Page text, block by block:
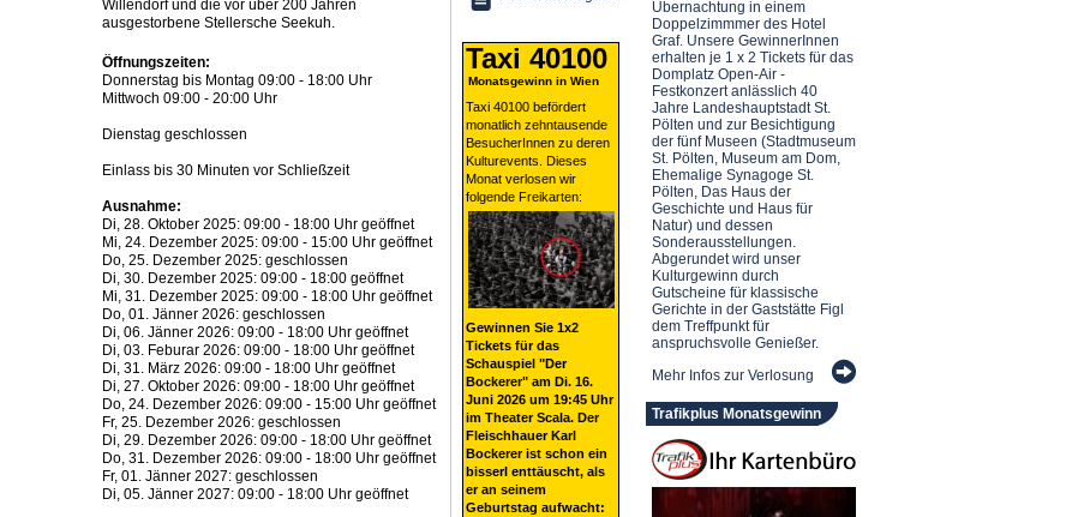
Willendorf und die vor über 200 Jahren
ausgestorbene Stellersche Seekuh.
Öffnungszeiten:
Donnerstag bis Montag 09:00 - 18:00 Uhr
Mittwoch 09:00 - 20:00 Uhr
Dienstag geschlossen
Einlass bis 30 Minuten vor Schließzeit
Ausnahme:
Di, 28. Oktober 2025: 09:00 - 18:00 Uhr geöffnet
Mi, 24. Dezember 2025: 09:00 - 15:00 Uhr geöffnet
Do, 25. Dezember 2025: geschlossen
Di, 30. Dezember 2025: 09:00 - 18:00 geöffnet
Mi, 31. Dezember 2025: 09:00 - 18:00 Uhr geöffnet
Do, 01. Jänner 2026: geschlossen
Di, 06. Jänner 2026: 09:00 - 18:00 Uhr geöffnet
Di, 03. Feburar 2026: 09:00 - 18:00 Uhr geöffnet
Di, 31. März 2026: 09:00 - 18:00 Uhr geöffnet
Di, 27. Oktober 2026: 09:00 - 18:00 Uhr geöffnet
Do, 24. Dezember 2026: 09:00 - 15:00 Uhr geöffnet
Fr, 25. Dezember 2026: geschlossen
Di, 29. Dezember 2026: 09:00 - 18:00 Uhr geöffnet
Do, 31. Dezember 2026: 09:00 - 18:00 Uhr geöffnet
Fr, 01. Jänner 2027: geschlossen
Di, 05. Jänner 2027: 09:00 - 18:00 Uhr geöffnet
Taxi 40100
Monatsgewinn in Wien
Taxi 40100 befördert
monatlich zehntausende
BesucherInnen zu deren
Kulturevents. Dieses
Monat verlosen wir
folgende Freikarten:
Gewinnen Sie 1x2
Tickets für das
Schauspiel "Der
Bockerer" am Di. 16.
Juni 2026 um 19:45 Uhr
im Theater Scala. Der
Fleischhauer Karl
Bockerer ist schon ein
bisserl enttäuscht, als
er an seinem
Geburtstag aufwacht:
Übernachtung in einem
Doppelzimmmer des Hotel
Graf. Unsere GewinnerInnen
erhalten je 1 x 2 Tickets für das
Domplatz Open-Air -
Festkonzert anlässlich 40
Jahre Landeshauptstadt St.
Pölten und zur Besichtigung
der fünf Museen (Stadtmuseum
St. Pölten, Museum am Dom,
Ehemalige Synagoge St.
Pölten, Das Haus der
Geschichte und Haus für
Natur) und dessen
Sonderausstellungen.
Abgerundet wird unser
Kulturgewinn durch
Gutscheine für klassische
Gerichte in der Gaststätte Figl
dem Treffpunkt für
anspruchsvolle Genießer.
Mehr Infos zur Verlosung
Trafikplus Monatsgewinn